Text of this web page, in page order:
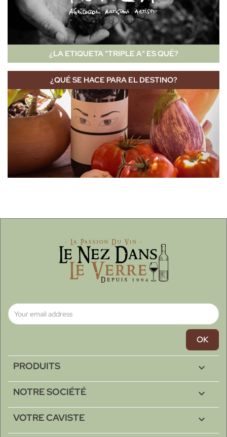
¿LA ETIQUETA "TRIPLE A" ES QUÉ?
¿QUÉ SE HACE PARA EL DESTINO?
PRODUITS 
NOTRE SOCIÉTÉ 
VOTRE CAVISTE 